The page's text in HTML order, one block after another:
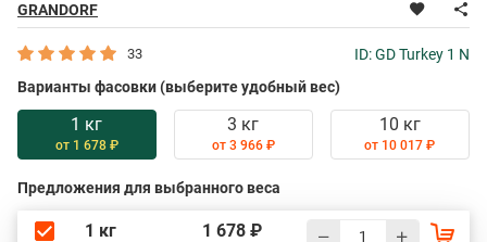
GRANDORF
33
ID: GD Turkey 1 N
Варианты фасовки (выберите удобный вес)
1 кг
от 1 678 ₽
3 кг
от 3 966 ₽
10 кг
от 10 017 ₽
Предложения для выбранного веса
1 кг 1 678 ₽